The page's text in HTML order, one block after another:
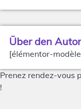
Über den Autor
[élémentor-
Prenez rendez-vous
!